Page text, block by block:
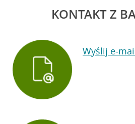
KONTAKT Z
Wyślij e-